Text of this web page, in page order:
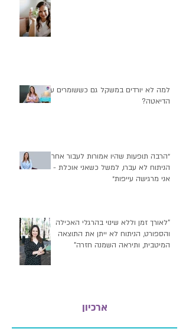
למה לא יורדים במשקל גם כששומרים על
הדיאטה?
״הרבה תופעות שהיו אמורות לעבור אחרי
הניתוח לא עברו, למשל כשאני אוכלת -
אני מרגישה עייפות״
"לאורך זמן וללא שינוי בהרגלי האכילה
והספורט, הניתוח לא ייתן את התוצאה
המיטבית, ותיראה השמנה חזרה"
ארכיון